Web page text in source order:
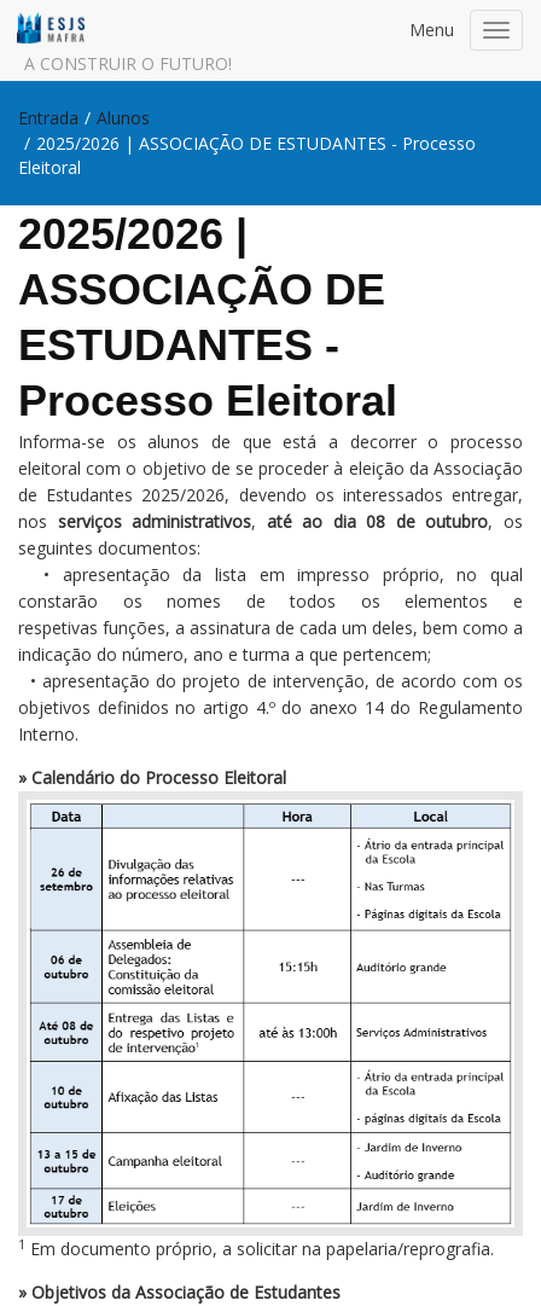
A CONSTRUIR O FUTURO!
Menu
Entrada / Alunos
/ 2025/2026 | ASSOCIAÇÃO DE ESTUDANTES - Processo
Eleitoral
2025/2026 |
ASSOCIAÇÃO DE
ESTUDANTES -
Processo Eleitoral
Informa-se os alunos de que está a decorrer o processo
eleitoral com o objetivo de se proceder à eleição da Associação
de Estudantes 2025/2026, devendo os interessados entregar,
nos serviços administrativos, até ao dia 08 de outubro, os
seguintes documentos:
• apresentação da lista em impresso próprio, no qual
constarão os nomes de todos os elementos e
respetivas funções, a assinatura de cada um deles, bem como a
indicação do número, ano e turma a que pertencem;
• apresentação do projeto de intervenção, de acordo com os
objetivos definidos no artigo 4.º do anexo 14 do Regulamento
Interno.
» Calendário do Processo Eleitoral
1 Em documento próprio, a solicitar na papelaria/reprografia.
» Objetivos da Associação de Estudantes